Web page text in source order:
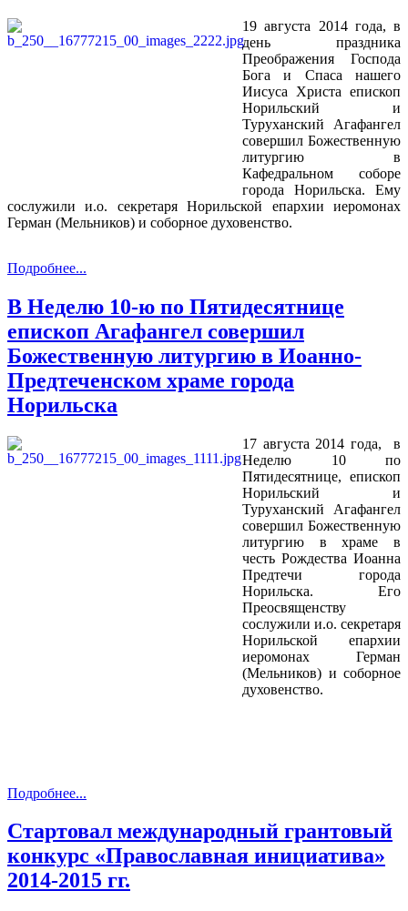
19 августа 2014 года, в
день праздника
Преображения Господа
Бога и Спаса нашего
Иисуса Христа епископ
Норильский и
Туруханский Агафангел
совершил Божественную
литургию в
Кафедральном соборе
города Норильска. Ему
сослужили и.о. секретаря Норильской епархии иеромонах
Герман (Мельников) и соборное духовенство.
Подробнее...
В Неделю 10-ю по Пятидесятнице
епископ Агафангел совершил
Божественную литургию в Иоанно-
Предтеченском храме города
Норильска
17 августа 2014 года, в
Неделю 10 по
Пятидесятнице, епископ
Норильский и
Туруханский Агафангел
совершил Божественную
литургию в храме в
честь Рождества Иоанна
Предтечи города
Норильска. Его
Преосвященству
сослужили и.о. секретаря
Норильской епархии
иеромонах Герман
(Мельников) и соборное
духовенство.
Подробнее...
Стартовал международный грантовый
конкурс «Православная инициатива»
2014-2015 гг.